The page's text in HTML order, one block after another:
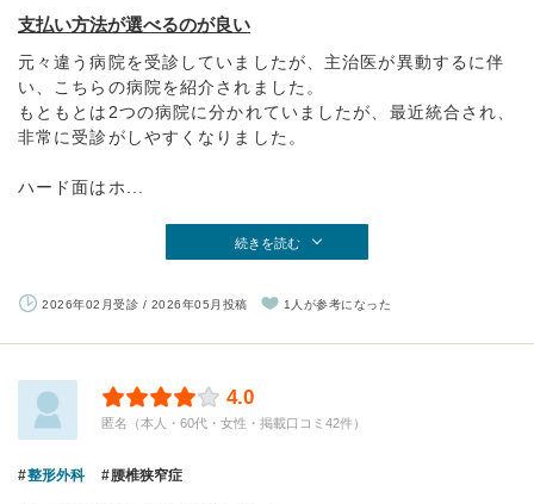
支払い方法が選べるのが良い
元々違う病院を受診していましたが、主治医が異動するに伴
い、こちらの病院を紹介されました。
もともとは2つの病院に分かれていましたが、最近統合され、
非常に受診がしやすくなりました。
ハード面はホ...
続きを読む
2026年02月受診 / 2026年05月投稿 1人が参考になった
4.0
匿名（本人・60代・女性・掲載口コミ42件）
整形外科 腰椎狭窄症